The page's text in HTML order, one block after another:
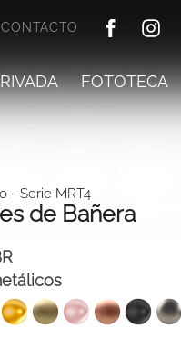
CONTACTO
FOTOTECA
- Serie MRT4
de Bañera